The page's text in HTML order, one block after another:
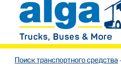
Поиск транспортного средства